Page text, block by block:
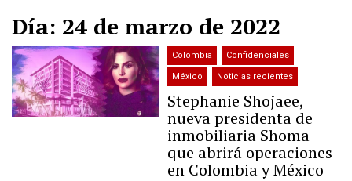
Día: 24 de marzo de 2022
Colombia Confidenciales
México Noticias recientes
Stephanie Shojaee,
nueva presidenta de
inmobiliaria Shoma
que abrirá operaciones
en Colombia y México